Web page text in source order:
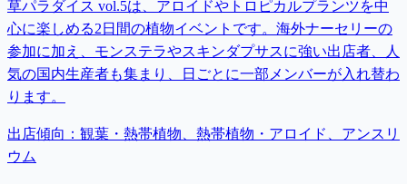
草パラダイス vol.5は、アロイドやトロピカルプランツを中
心に楽しめる2日間の植物イベントです。海外ナーセリーの
参加に加え、モンステラやスキンダプサスに強い出店者、人
気の国内生産者も集まり、日ごとに一部メンバーが入れ替わ
ります。
出店傾向： 観葉・熱帯植物、熱帯植物・アロイド、アンスリ
ウム